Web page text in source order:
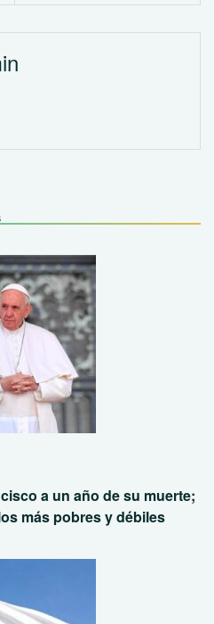
a un año de su muerte;
más pobres y débiles